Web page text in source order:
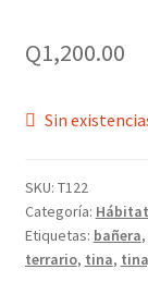
Q1,200.00
Sin
SKU: T122
Categoría:
Etiquetas: bañera,
terrario, tina,